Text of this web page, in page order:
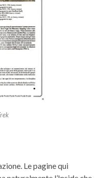
Le pagine qui